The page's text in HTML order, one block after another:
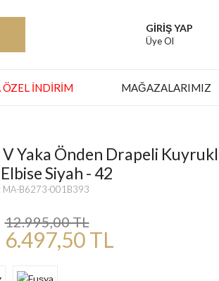
GİRİŞ YAP
Üye Ol
ÖZEL İNDIRIM MAĞAZALARIMIZ
Yaka Önden Drapeli
Siyah - 42
MA-B6273-001B393
12.995,00 TL
6.497,50 TL